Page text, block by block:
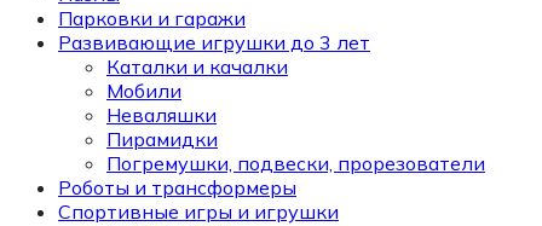
Парковки и гаражи
Развивающие игрушки до 3 лет
Каталки и качалки
Мобили
Неваляшки
Пирамидки
Погремушки, подвески, прорезователи
Роботы и трансформеры
Спортивные игры и игрушки